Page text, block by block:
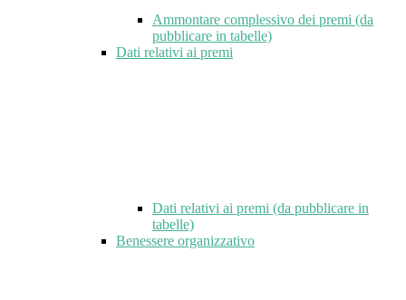
Ammontare complessivo dei premi (da
pubblicare in tabelle)
Dati relativi ai premi
Dati relativi ai premi (da pubblicare in
tabelle)
Benessere organizzativo